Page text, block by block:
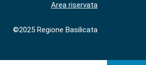
Area riservata
©2025 Regione Basilicata